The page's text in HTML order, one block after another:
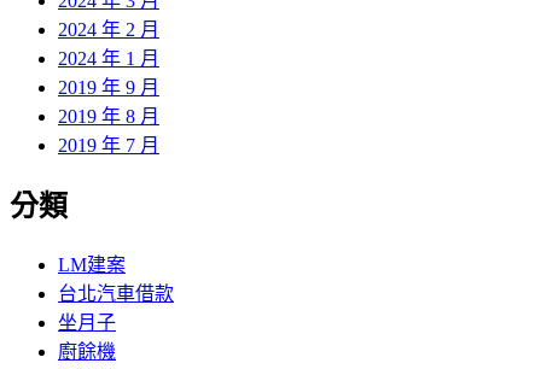
2024 年 2 月
2024 年 1 月
2019 年 9 月
2019 年 8 月
2019 年 7 月
分類
LM建案
台北汽車借款
坐月子
廚餘機